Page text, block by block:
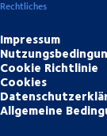
Rechtliches
Impressum
Cookie Richtlinie
Cookies
Allgemeine